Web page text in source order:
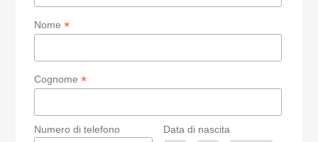
Nome *
Cognome *
Numero di telefono
Data di nascita